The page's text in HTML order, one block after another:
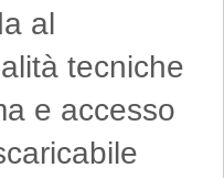
al
tecniche
e accesso